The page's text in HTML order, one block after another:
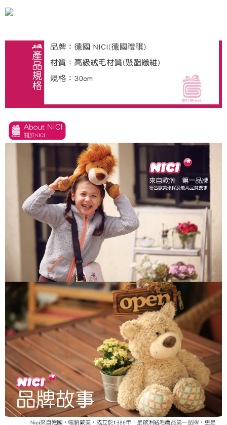
2.決済金額は最低NT$20です。
3.現在、台湾の会員のみご利用いただけます。
三、利用規約「AFTEE代金後払い」（以下当サービスという）はネットプ
ロテクションズ（以下 AFTEE という）が提供し、AFTEEが代金を徴収し
ます。当サービスご利用の際に提供しなければならない個人情報（注文者
の氏名、電話番号、受取人の氏名、電話番号、受取人住所を含むがこれに
す。AFTEEの個人情報の収集、処理、利用について、詳細はAFTEE公式ホ
ームページの『個人情報の収集、処理及び利用に関する声明』をご参照く
ださい（https://aftee.tw/privacypolicy/
AFTEEの初回ご利用の際に、審査を通過すれば、最高額がNT$10,000にな
ります。支払い期限を過ぎた場合、その金額に基づいて年利20%の遅延滞
納金が加算されます。未成年の利用者は、事前に法定代理人または後見人
の同意を得ればAFTEEをご利用いただけます。
個人情報の処理、利用について疑問がある、または関連する法律の権利を
行使したい場合は、ネットプロテクションズcs_tw@netprotections.co.jp
にご連絡ください。上記に示した個人情報を、必要な購入注文書とあわせ
てAFTEEにご提供いただく、またはAFTEEにあなたの個人情報の収集、処
理、利用を許可することににご同意いただけない場合は、当サービスを選
択しないでください。